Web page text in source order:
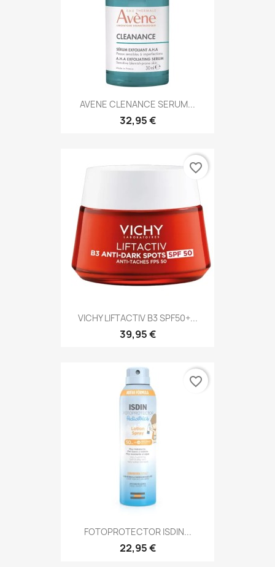
AVENE CLENANCE SERUM...
32,95 €
VICHY LIFTACTIV B3 SPF50+...
39,95 €
favorite_border
FOTOPROTECTOR ISDIN...
22,95 €
favorite_border